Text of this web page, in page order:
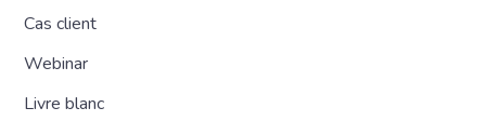
Cas client
Webinar
Livre blanc